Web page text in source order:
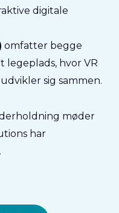
digitale
omfatter begge
legeplads, hvor VR
sig sammen.
møder
har